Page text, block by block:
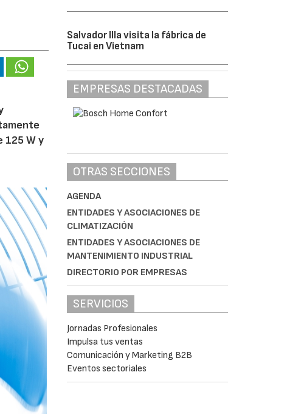
125 W y
Salvador Illa visita la fábrica de
Tucai en Vietnam
EMPRESAS DESTACADAS
OTRAS SECCIONES
AGENDA
ENTIDADES Y ASOCIACIONES DE
CLIMATIZACIÓN
ENTIDADES Y ASOCIACIONES DE
MANTENIMIENTO INDUSTRIAL
DIRECTORIO POR EMPRESAS
SERVICIOS
Jornadas Profesionales
Impulsa tus ventas
Comunicación y Marketing B2B
Eventos sectoriales